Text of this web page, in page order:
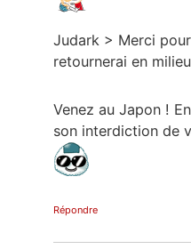
Judark > Merci pour
retournerai en milieu
Venez au Japon !
son interdiction de
Répondre